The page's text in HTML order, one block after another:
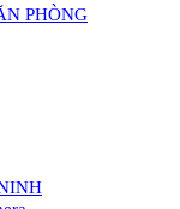
PHÒNG